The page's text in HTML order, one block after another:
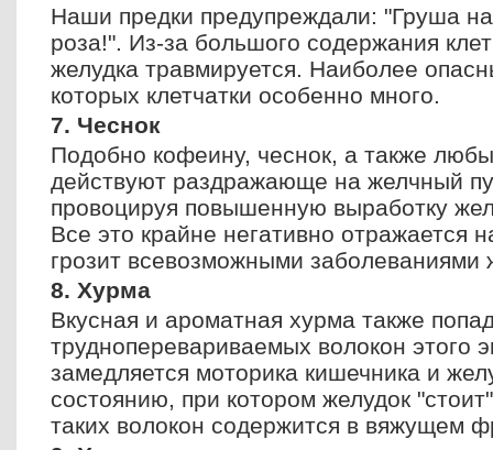
Наши предки предупреждали: "Груша
роза!". Из-за большого содержания
желудка травмируется. Наиболее
которых клетчатки особенно много.
7. Чеснок
Подобно кофеину, чеснок, а также
действуют раздражающе на желчный
провоцируя повышенную выработку
Все это крайне негативно отражается
грозит всевозможными заболеваниями
8. Хурма
Вкусная и ароматная хурма также
трудноперевариваемых волокон этого
замедляется моторика кишечника и
состоянию, при котором желудок
таких волокон содержится в вяжущем